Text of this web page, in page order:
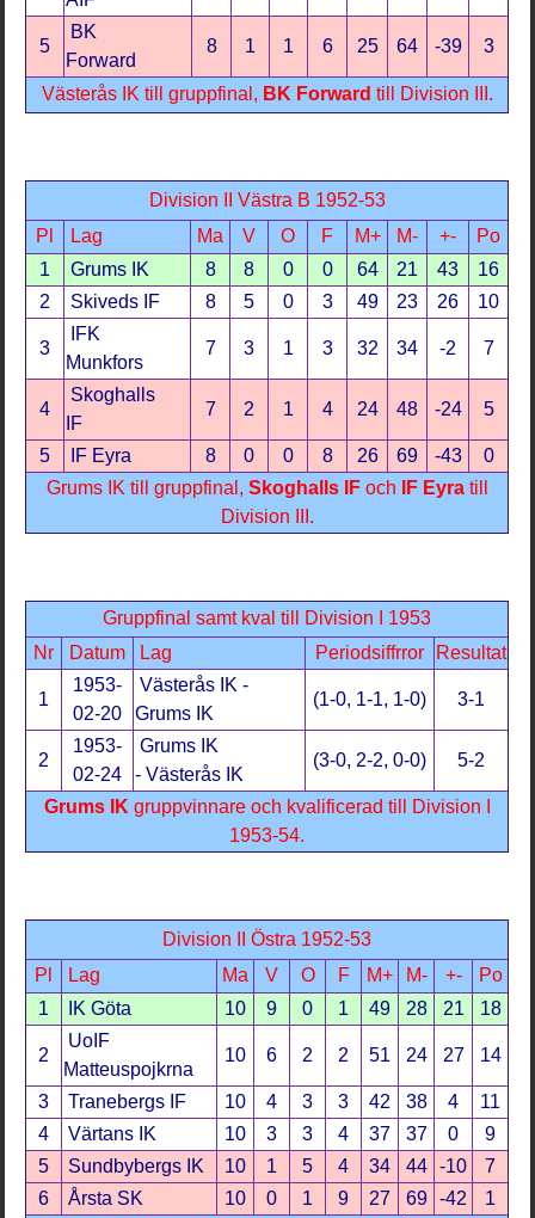
5
BK
Forward
8 1 1 6 25 64 -39 3
Västerås IK till gruppfinal, BK Forward till Division III.
Division II Västra B 1952-53
Pl
Lag Ma V O F M+ M- +-
Po
1
Grums IK 8 8 0 0 64 21 43
16
2
Skiveds IF 8 5 0 3 49 23 26 10
3
IFK
Munkfors
7 3 1 3 32 34 -2 7
4
Skoghalls
IF
7 2 1 4 24 48 -24 5
5 IF Eyra 8 0 0 8 26 69 -43
0
Grums IK till gruppfinal, Skoghalls IFoch IF Eyratill
Division III.
Gruppfinal samt kval till Division I 1953
Nr
Datum Lag Periodsiffrror Resultat
1
1953-
02-20
Västerås IK -
Grums IK
(1-0, 1-1, 1-0) 3-1
2
1953-
02-24
Grums IK
- Västerås IK
(3-0, 2-2, 0-0) 5-2
Grums IK gruppvinnare och kvalificerad till Division I
1953-54.
Division II Östra 1952-53
Pl
Lag Ma V O F M+ M- +-
Po
1
IK Göta 10 9 0 1 49 28 21 18
2
UoIF
Matteuspojkrna
10 6 2 2 51 24 27 14
3 Tranebergs IF 10 4 3 3 42 38 4
11
4
Värtans IK 10 3 3 4 37 37 0
9
5
Sundbybergs IK 10 1 5 4 34 44 -10
7
6
Årsta SK 10 0 1 9 27 69 -42
1